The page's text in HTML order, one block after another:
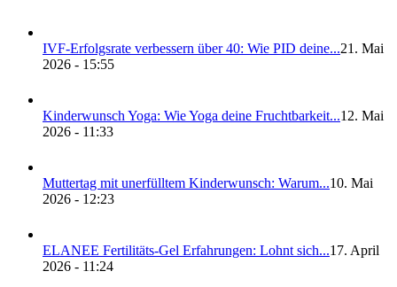
IVF-Erfolgs­ra­te ver­bes­sern über 40: Wie PID dei­ne...21. Mai
2026 - 15:55
Kin­der­wunsch Yoga: Wie Yoga dei­ne Frucht­bar­keit...12. Mai
2026 - 11:33
Mut­ter­tag mit uner­füll­tem Kin­der­wunsch: War­um...10. Mai
2026 - 12:23
ELANEE Fer­ti­li­täts-Gel Erfah­run­gen: Lohnt sich...17. April
2026 - 11:24